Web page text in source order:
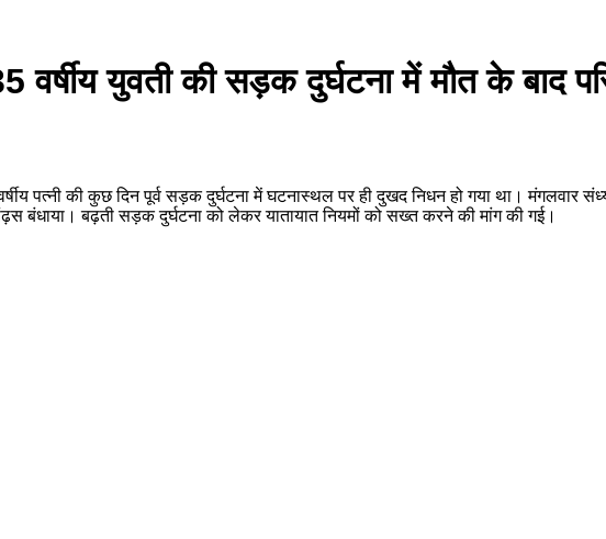
वर्षीय युवती की सड़क दुर्घटना में मौत के बाद
पत्नी की कुछ दिन पूर्व सड़क दुर्घटना में घटनास्थल पर ही दुखद निधन हो गया था।
बंधाया। बढ़ती सड़क दुर्घटना को लेकर यातायात नियमों को सख्त करने की मांग की गई।